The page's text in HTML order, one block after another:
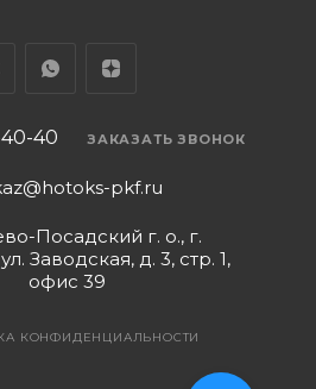
40-40 ЗАКАЗАТЬ ЗВОНОК
pkf.ru
Посадский г. о., г.
Заводская, д. 3, стр. 1,
офис 39
КОНФИДЕНЦИАЛЬНОСТИ